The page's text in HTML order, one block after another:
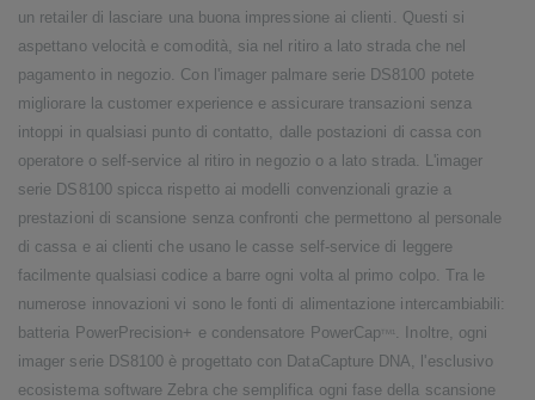
un retailer di lasciare una buona impressione ai clienti. Questi si
aspettano velocità e comodità, sia nel ritiro a lato strada che nel
pagamento in negozio. Con l'imager palmare serie DS8100 potete
migliorare la customer experience e assicurare transazioni senza
intoppi in qualsiasi punto di contatto, dalle postazioni di cassa con
operatore o self-service al ritiro in negozio o a lato strada. L'imager
serie DS8100 spicca rispetto ai modelli convenzionali grazie a
prestazioni di scansione senza confronti che permettono al personale
di cassa e ai clienti che usano le casse self-service di leggere
facilmente qualsiasi codice a barre ogni volta al primo colpo. Tra le
numerose innovazioni vi sono le fonti di alimentazione intercambiabili:
batteria PowerPrecision+ e condensatore PowerCapTM 1
. Inoltre, ogni
imager serie DS8100 è progettato con DataCapture DNA, l'esclusivo
ecosistema software Zebra che semplifica ogni fase della scansione